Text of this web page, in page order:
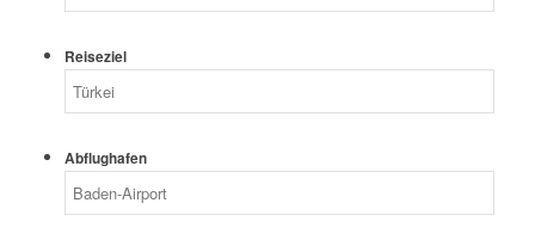
Reiseziel
Abflughafen